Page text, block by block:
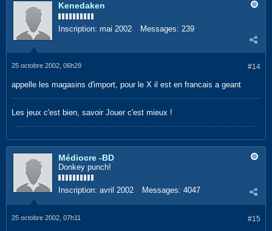
Kenedaken
Inscription: mai 2002 Messages: 239
#14
25 octobre 2002, 06h29
appelle les magasins d'import, pour le X il est en francais a geant
Les jeux c'est bien, savoir Jouer c'est mieux !
Médiocre -BD
Donkey punch!
Inscription: avril 2002 Messages: 4047
#15
25 octobre 2002, 07h11